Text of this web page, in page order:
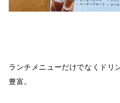
ランチメニューだけでなくドリ
豊富。